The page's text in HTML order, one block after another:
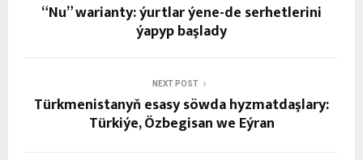
“Nu” warianty: ýurtlar ýene-de serhetlerini
ýapyp başlady
NEXT POST
Türkmenistanyň esasy söwda hyzmatdaşlary:
Türkiýe, Özbegisan we Eýran